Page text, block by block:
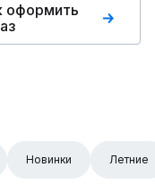
оформить
Новинки Летние